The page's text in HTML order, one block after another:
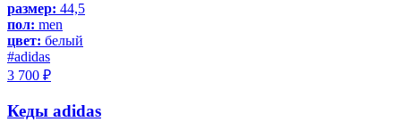
размер: 44,5
пол: men
цвет: белый
#adidas
3 700 ₽
Кеды adidas